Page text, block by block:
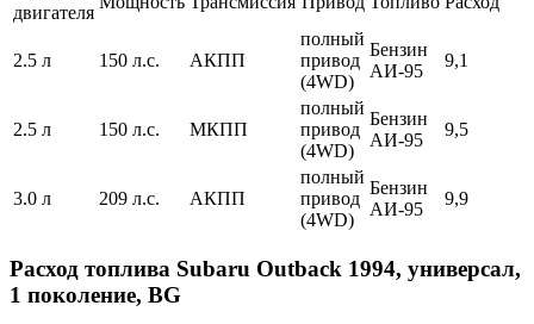
двигателя
2.5 л 150 л.с. АКПП
полный
привод
(4WD)
Бензин
АИ-95
9,1
2.5 л 150 л.с. МКПП
полный
привод
(4WD)
Бензин
АИ-95
9,5
3.0 л 209 л.с. АКПП
полный
привод
(4WD)
Бензин
АИ-95
9,9
Расход топлива Subaru Outback 1994, универсал,
1 поколение, BG